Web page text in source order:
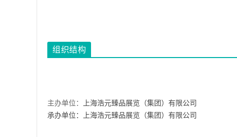
组织结构
主办单位：
上海浩元臻品展览（集团）有限公司
承办单位：上海浩元臻品展览（集团）有限公司